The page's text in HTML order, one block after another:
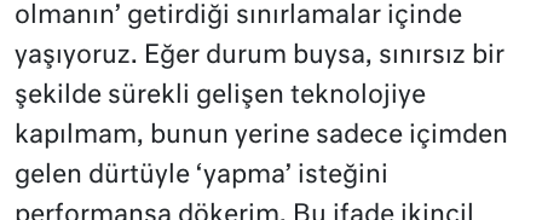
olmanın’ getirdiği sınırlamalar içinde
yaşıyoruz. Eğer durum buysa, sınırsız bir
şekilde sürekli gelişen teknolojiye
kapılmam, bunun yerine sadece içimden
gelen dürtüyle ‘yapma’ isteğini